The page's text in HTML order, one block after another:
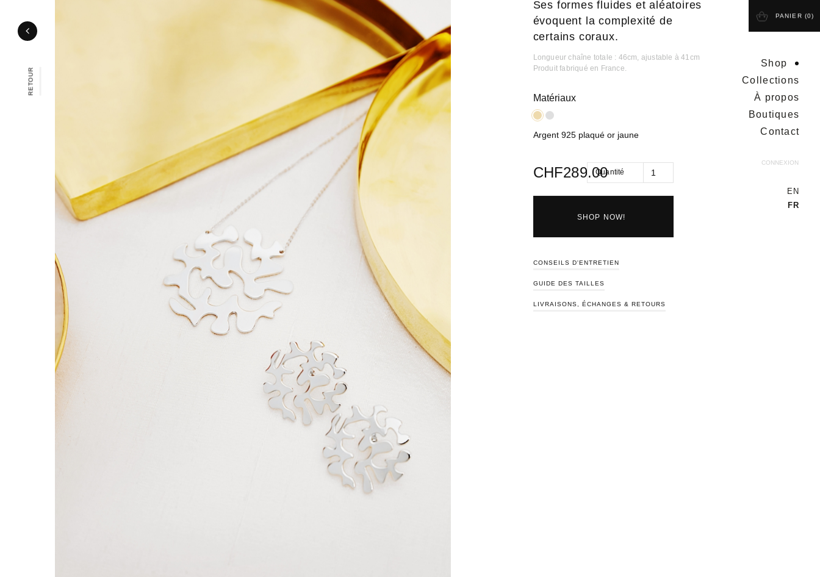
PANIER (0)
Shop
Collections
À propos
Boutiques
Contact
CONNEXION
EN
FR
RETOUR
Ses formes fluides et aléatoires
évoquent la complexité de
certains coraux.
Longueur chaîne totale : 46cm, ajustable à 41cm
Produit fabriqué en France.
Matériaux
Argent 925 plaqué or jaune
CHF289.00Quantité
SHOP NOW!
CONSEILS D'ENTRETIEN
GUIDE DES TAILLES
LIVRAISONS, ÉCHANGES & RETOURS